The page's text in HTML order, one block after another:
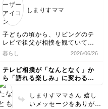
種類ですが、IKEAのマ
パッと思い浮かんだのが
AKRACINGですが、CM
の影響大です😅
れてるけど攻め込まれる感じが
なく、しっかり守っていると思
いました。
試合後、落ち込んでいる田中選
手を慰めているブラジルの選手
を見て、スポーツマンシップを
しっかり持っている素晴らしい
選手だなと思いました。
森保監督が涙をこらえながらイ
ンタビューに答えているのをみ
て、私も涙してしまいました😿
「本当に残念だった」と言いた
ず、勢いでほぼ徹夜にな
defended really well in
the first half too, but
they couldn’t deal with
Brazil’s new tactics in
the second half. I was
shocked when Brazil
scored the winning
goal in additional
time. 田中選手、森保監
しまりすママ
子どもの頃から、リビングのテ
レビで祖父が相撲を観ていて、
身近な存在ではありましたが、
ルールも何も分からないままで
した。
今回、こちらの講座を受講し
て、まず「推し力士」を見つけ
ることから始めて良い、という
ことを教えていただき、一気に
敷居が低くなりました！春場所
暮らし 2026/06/26
テレビ相撲が「なんとなく」か
ら「語れる楽しみ」に変わる。
映像でわかる 相撲観戦・超入門
しまりすママさん 嬉し
いメッセージをありがと